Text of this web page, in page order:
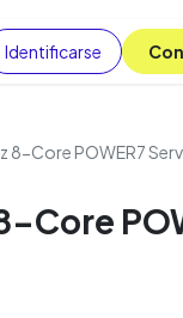
Blog
Identificarse
8-Core POWER7
Core